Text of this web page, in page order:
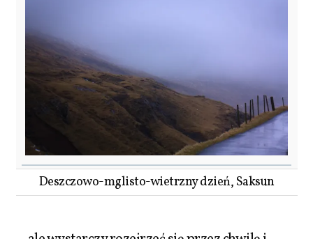
Deszczowo-mglisto-wietrzny dzień, Saksun